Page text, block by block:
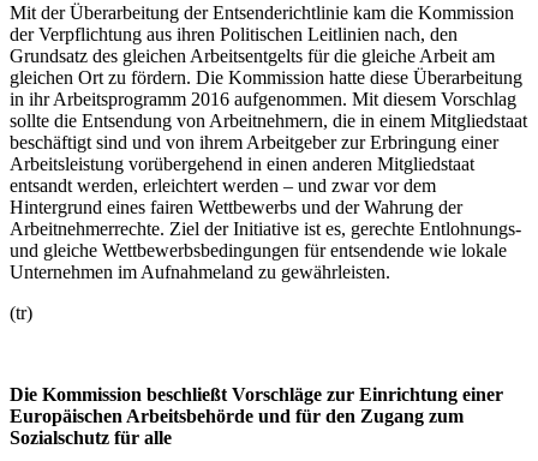
Mit der Überarbeitung der Entsenderichtlinie kam die Kommission
der Verpflichtung aus ihren Politischen Leitlinien nach, den
Grundsatz des gleichen Arbeitsentgelts für die gleiche Arbeit am
gleichen Ort zu fördern. Die Kommission hatte diese Überarbeitung
in ihr Arbeitsprogramm 2016 aufgenommen. Mit diesem Vorschlag
sollte die Entsendung von Arbeitnehmern, die in einem Mitgliedstaat
beschäftigt sind und von ihrem Arbeitgeber zur Erbringung einer
Arbeitsleistung vorübergehend in einen anderen Mitgliedstaat
entsandt werden, erleichtert werden – und zwar vor dem
Hintergrund eines fairen Wettbewerbs und der Wahrung der
Arbeitnehmerrechte. Ziel der Initiative ist es, gerechte Entlohnungs-
und gleiche Wettbewerbsbedingungen für entsendende wie lokale
Unternehmen im Aufnahmeland zu gewährleisten.
(tr)
Die Kommission beschließt Vorschläge zur Einrichtung einer
Europäischen Arbeitsbehörde und für den Zugang zum
Sozialschutz für alle